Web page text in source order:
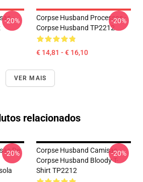
-
-20%
Corpse Husband Processos -
Corpse Husband TP2212
€ 14,81 - € 16,10
-20%
VER MAIS
relacionados
De
-20%
Corpse Husband Camisas -
Corpse Husband Bloody T-
Shirt TP2212
-20%